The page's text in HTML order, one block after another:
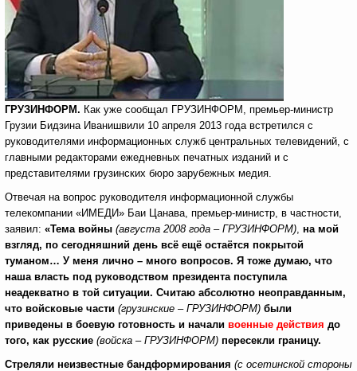
ГРУЗИНФОРМ. Как уже сообщал ГРУЗИНФОРМ, премьер-министр
Грузии Бидзина Иванишвили 10 апреля 2013 года встретился с
руководителями информационных служб центральных телевидений, с
главными редакторами ежедневных печатных изданий и с
представителями грузинских бюро зарубежных медия.
Отвечая на вопрос руководителя информационной службы
телекомпании «ИМЕДИ» Баи Цанава, премьер-министр, в частности,
заявил: «Тема войны (августа 2008 года – ГРУЗИНФОРМ), на мой
взгляд, по сегодняшний день всё ещё остаётся покрытой
туманом… У меня лично – много вопросов. Я тоже думаю, что
наша власть под руководством президента поступила
неадекватно в той ситуации. Считаю абсолютно неоправданным,
что войсковые части (грузинские – ГРУЗИНФОРМ) были
приведены в боевую готовность и начали военные действия до
того, как русские (войска – ГРУЗИНФОРМ) пересекли границу.
Стреляли неизвестные бандформирования (с осетинской стороны